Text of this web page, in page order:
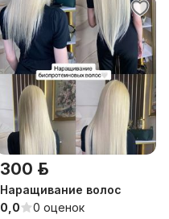
300 р.
Наращивание волос
0,0
0 оценок